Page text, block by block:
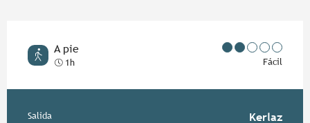
A pie
1h Fácil
Salida Kerlaz